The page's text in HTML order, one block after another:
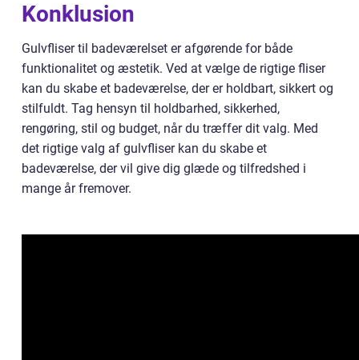
Konklusion
Gulvfliser til badeværelset er afgørende for både
funktionalitet og æstetik. Ved at vælge de rigtige fliser
kan du skabe et badeværelse, der er holdbart, sikkert og
stilfuldt. Tag hensyn til holdbarhed, sikkerhed,
rengøring, stil og budget, når du træffer dit valg. Med
det rigtige valg af gulvfliser kan du skabe et
badeværelse, der vil give dig glæde og tilfredshed i
mange år fremover.